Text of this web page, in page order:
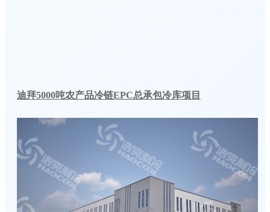
迪拜5000吨农产品冷链EPC总承包冷库项目